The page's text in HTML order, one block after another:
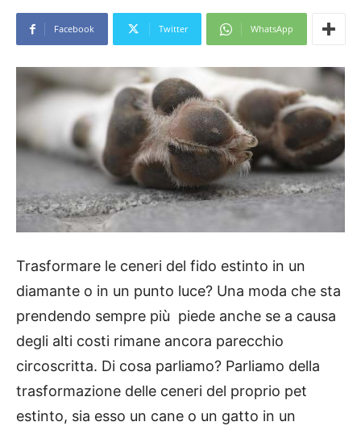
Facebook Twitter WhatsApp
Trasformare le ceneri del fido estinto in un
diamante o in un punto luce? Una moda che sta
prendendo sempre più piede anche se a causa
degli alti costi rimane ancora parecchio
circoscritta. Di cosa parliamo? Parliamo della
trasformazione delle ceneri del proprio pet
estinto, sia esso un cane o un gatto in un